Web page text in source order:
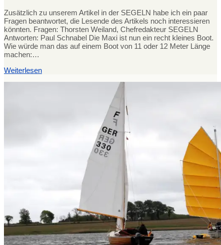
Zusätzlich zu unserem Artikel in der SEGELN habe ich ein paar
Fragen beantwortet, die Lesende des Artikels noch interessieren
könnten. Fragen: Thorsten Weiland, Chefredakteur SEGELN
Antworten: Paul Schnabel Die Maxi ist nun ein recht kleines Boot.
Wie würde man das auf einem Boot von 11 oder 12 Meter Länge
machen:…
Weiterlesen